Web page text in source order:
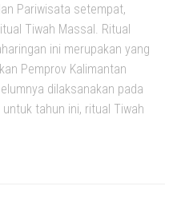
Pariwisata setempat,
Tiwah Massal. Ritual
ini merupakan yang
Pemprov Kalimantan
dilaksanakan pada
tahun ini, ritual Tiwah